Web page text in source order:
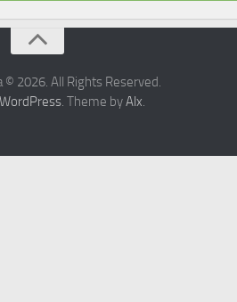
© 2026. All Rights Reserved.
WordPress. Theme byAlx.